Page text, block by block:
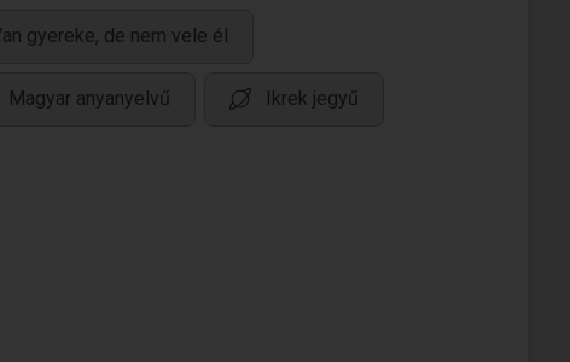
gyereke, de nem vele él
Magyar anyanyelvű Ikrek jegyű